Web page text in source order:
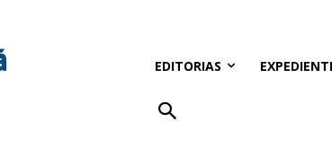
EDITORIAS